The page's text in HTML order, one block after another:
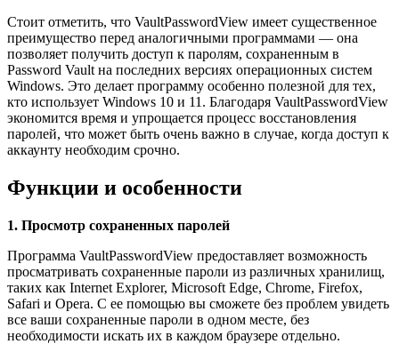
Стоит отметить, что VaultPasswordView имеет существенное
преимущество перед аналогичными программами — она
позволяет получить доступ к паролям, сохраненным в
Password Vault на последних версиях операционных систем
Windows. Это делает программу особенно полезной для тех,
кто использует Windows 10 и 11. Благодаря VaultPasswordView
экономится время и упрощается процесс восстановления
паролей, что может быть очень важно в случае, когда доступ к
аккаунту необходим срочно.
Функции и особенности
1. Просмотр сохраненных паролей
Программа VaultPasswordView предоставляет возможность
просматривать сохраненные пароли из различных хранилищ,
таких как Internet Explorer, Microsoft Edge, Chrome, Firefox,
Safari и Opera. С ее помощью вы сможете без проблем увидеть
все ваши сохраненные пароли в одном месте, без
необходимости искать их в каждом браузере отдельно.